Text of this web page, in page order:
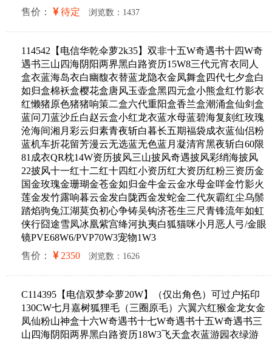
售价：
待定 浏览数：1437
114542【电信华乾伞萝2k35】双非十五W奇遇书十四W奇
遇书三山四海阴阳两界黑白路资历15W8三代元宵衣同人
盒衣蓝海岛衣白幽馥衣替蓝龙隐衣金凤舞盒四代七夕盒白
如归盒棉袄盒樱花盒唐风玉壶盒黑四元盒小熊盒红竹影衣
红懒猪原色猪猪响策二盒六代重阳盒香兰盒潮涌盒仙剑盒
蓝问刀蓝沙丘白赵云盒小红龙衣蓝水母蓝碧海复刻红玫瑰
沧海间湘月彩云归素青夜斩白暮长五期福袋成衣蓝仙侣粉
蓝机车折花留芳漫云无选蓝无色蓝月凝清宵黑夜斩白60限
81成衣QR枕14W资历披风三山披风奇遇披风彩绡海披风
22披风十一红十二红十四红小资历红大资历红粉三资历金
国金玫瑰金珊瑚金苍金如归金牛金云金水母金咩金竹影火
莲金发竹露响暮云金发白陇西金发蛇金二代灰霸红尘乌鬃
踏焰驹兔江湖莫负初心争铸吴钩济苍生三尺青锋流年如虹
侠行囧途雪凤冰凰紫宫绛河执夷白狐猫咪小月恶人弓/金眼
镜PVE68W6/PVP70W3宠物1W3
售价：
2350 浏览数：1626
C114395【电信双梦伞萝20W】（仅出角色）可过户拓印
130CW七月嘉树狐狸毛（三圈原毛）六翼六红猴金龙女金
凤仙粉山神盒十六W奇遇书十七W奇遇书十五W奇遇书三
山四海阴阳两界黑白路资历18W3飞天盒衣蓝游园衣绿游